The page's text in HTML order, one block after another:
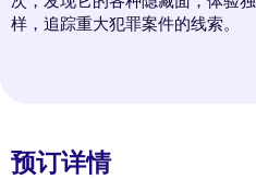
样，追踪重大犯罪案件的线索。
预订详情